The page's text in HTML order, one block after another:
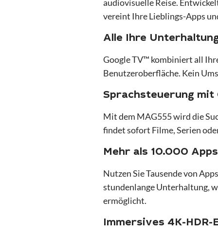
audiovisuelle Reise.
vereint Ihre Lieblings-Apps
Alle Ihre
Google TV™ kombiniert all
Benutzeroberfläche. Kein
Sprachsteuerung mit
Mit dem MAG555 wird die
findet sofort Filme, Serien
Mehr als 10.000
Nutzen Sie Tausende von
stundenlange Unterhaltung,
ermöglicht.
Immersives 4K-HDR-